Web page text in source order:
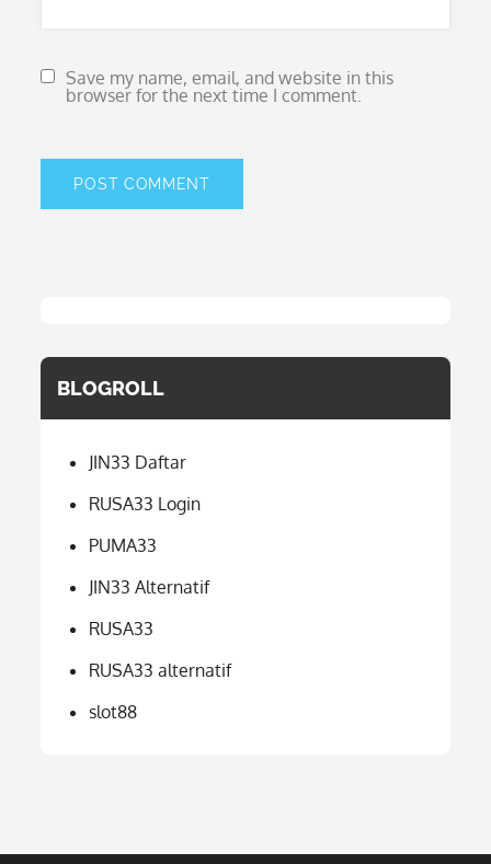
Save my name, email, and website in this
browser for the next time I comment.
BLOGROLL
JIN33 Daftar
RUSA33 Login
PUMA33
JIN33 Alternatif
RUSA33
RUSA33 alternatif
slot88